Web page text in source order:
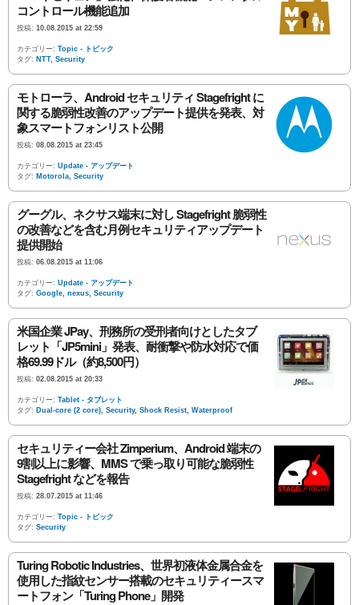
コントロール機能追加
投稿: 10.08.2015 at 22:59
カテゴリー: Topic - トピック
タグ: NTT, Security
モトローラ、Android セキュリティ Stagefright に
関する脆弱性改善のアップデート提供を発表、対
象スマートフォンリスト公開
投稿: 08.08.2015 at 23:45
カテゴリー: Update - アップデート
タグ: Motorola, Security
グーグル、ネクサス端末に対し Stagefright 脆弱性
の改善などを含む月例セキュリティアップデート
提供開始
投稿: 06.08.2015 at 11:06
カテゴリー: Update - アップデート
タグ: Google, nexus, Security
米国企業 JPay、刑務所の受刑者向けとしたタブ
レット「JP5mini」発表、耐衝撃や防水対応で価
格69.99ドル（約8,500円）
投稿: 02.08.2015 at 20:33
カテゴリー: Tablet - タブレット
タグ: Dual-core (2 core), Security, Shock Resist, Waterproof
セキュリティー会社 Zimperium、Android 端末の
9割以上に影響、MMS で乗っ取り可能な脆弱性
Stagefright などを報告
投稿: 28.07.2015 at 11:46
カテゴリー: Topic - トピック
タグ: Security
Turing Robotic Industries、世界初液体金属合金を
使用した指紋センサー搭載のセキュリティースマ
ートフォン「Turing Phone」開発